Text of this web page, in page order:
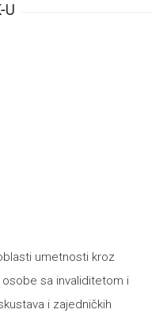
U
umetnosti kroz
sa invaliditetom i
i zajedničkih